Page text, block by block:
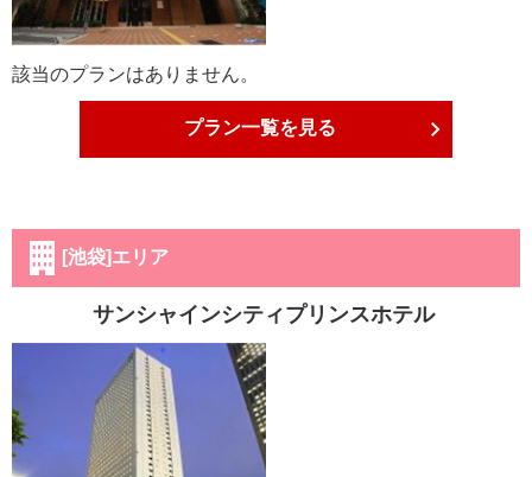
該当のプランはありません。
プラン一覧を見る
[池袋]エリア
サンシャインシティプリンスホテル